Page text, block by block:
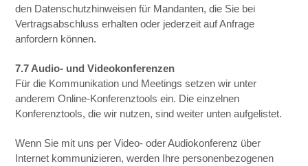
den Datenschutzhinweisen für Mandanten, die Sie bei
Vertragsabschluss erhalten oder jederzeit auf Anfrage
anfordern können.
7.7 Audio- und Videokonferenzen
Für die Kommunikation und Meetings setzen wir unter
anderem Online-Konferenztools ein. Die einzelnen
Konferenztools, die wir nutzen, sind weiter unten aufgelistet.
Wenn Sie mit uns per Video- oder Audiokonferenz über
Internet kommunizieren, werden Ihre personenbezogenen